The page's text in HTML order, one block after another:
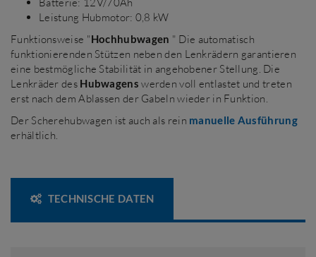
Leistung Hubmotor: 0,8 kW
Funktionsweise "Hochhubwagen " Die automatisch
funktionierenden Stützen neben den Lenkrädern garantieren
eine bestmögliche Stabilität in angehobener Stellung. Die
Lenkräder des Hubwagens werden voll entlastet und treten
erst nach dem Ablassen der Gabeln wieder in Funktion.
Der Scherehubwagen ist auch als rein manuelle Ausführung
erhältlich.
TECHNISCHE DATEN